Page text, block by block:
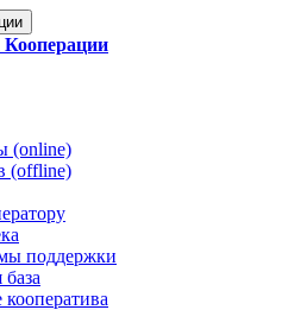
(online)
(offline)
поддержки